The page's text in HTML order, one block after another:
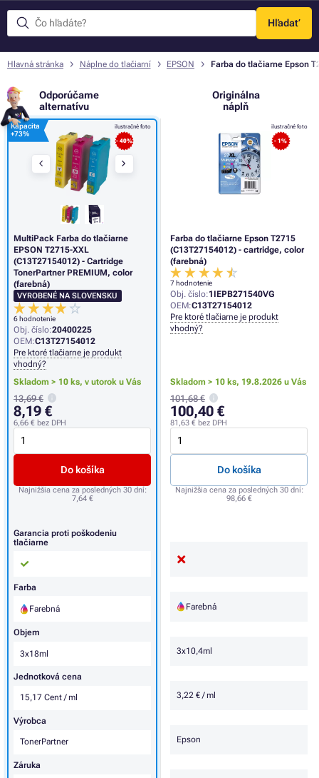
Hľadať
Menu
Hlavná stránka Náplne do tlačiarní EPSON Farba do tlačiarne Epson
Odporúčame
alternatívu
Originálna
náplň
ilustračné foto
- 1%
Farba do tlačiarne Epson T2715
(C13T27154012) - cartridge, color
(farebná)
7 hodnotenie
Obj. číslo:1IEPB271540VG
OEM:C13T27154012
Pre ktoré tlačiarne je produkt
vhodný?
Skladom > 10 ks, 19.8.2026 u Vás
101,68 €
100,40 €
81,63 € bez DPH
Do košíka
Najnižšia cena za posledných 30 dní:
98,66 €
Farebná
3x10,4ml
3,22 € / ml
Epson
ilustračné foto
- 40%
Kapacita
+73%
MultiPack Farba do tlačiarne
EPSON T2715-XXL
(C13T27154012) - Cartridge
TonerPartner PREMIUM, color
(farebná)
VYROBENÉ NA SLOVENSKU
6 hodnotenie
Obj. číslo:20400225
OEM:C13T27154012
Pre ktoré tlačiarne je produkt
vhodný?
Skladom > 10 ks, v utorok u Vás
13,69 €
8,19 €
6,66 € bez DPH
Do košíka
Najnižšia cena za posledných 30 dní:
7,64 €
Garancia proti poškodeniu
tlačiarne
Farba
Farebná
Objem
3x18ml
Jednotková cena
15,17 Cent / ml
Výrobca
TonerPartner
Záruka